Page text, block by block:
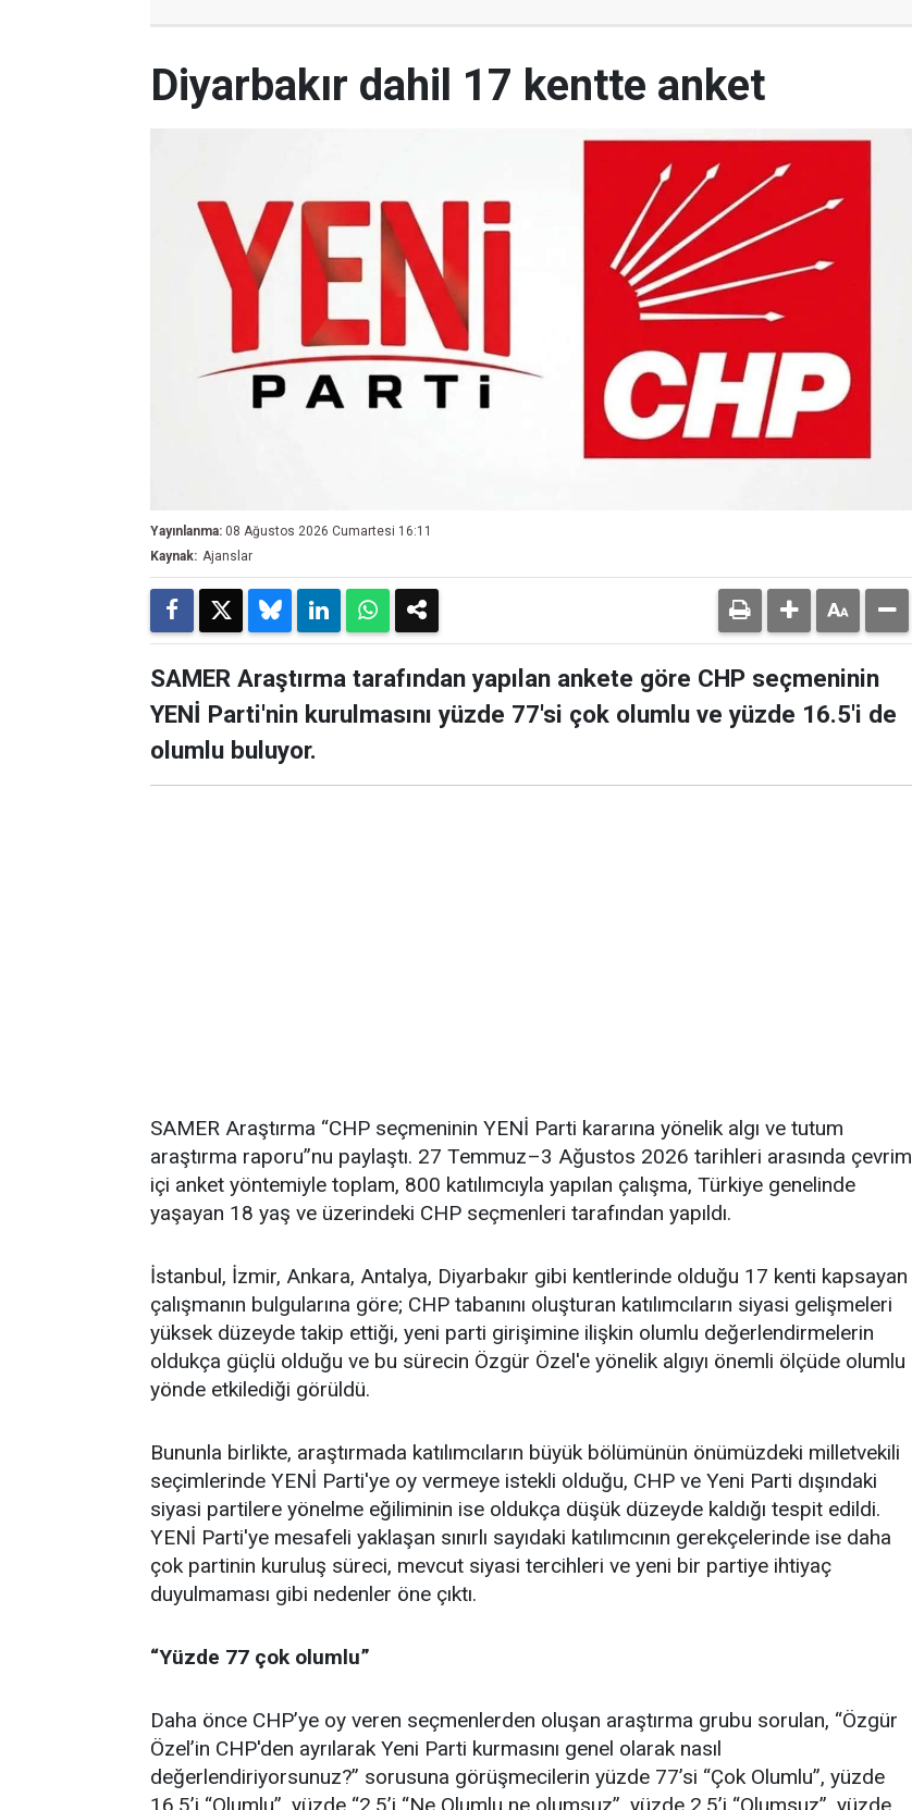
Diyarbakır dahil 17 kentte anket
Yayınlanma: 08 Ağustos 2026 Cumartesi 16:11
Kaynak: Ajanslar
SAMER Araştırma tarafından yapılan ankete göre CHP seçmeninin
YENİ Parti'nin kurulmasını yüzde 77'si çok olumlu ve yüzde 16.5'i de
olumlu buluyor.
SAMER Araştırma “CHP seçmeninin YENİ Parti kararına yönelik algı ve tutum
araştırma raporu”nu paylaştı. 27 Temmuz–3 Ağustos 2026 tarihleri arasında çevrim
içi anket yöntemiyle toplam, 800 katılımcıyla yapılan çalışma, Türkiye genelinde
yaşayan 18 yaş ve üzerindeki CHP seçmenleri tarafından yapıldı.
İstanbul, İzmir, Ankara, Antalya, Diyarbakır gibi kentlerinde olduğu 17 kenti kapsayan
çalışmanın bulgularına göre; CHP tabanını oluşturan katılımcıların siyasi gelişmeleri
yüksek düzeyde takip ettiği, yeni parti girişimine ilişkin olumlu değerlendirmelerin
oldukça güçlü olduğu ve bu sürecin Özgür Özel'e yönelik algıyı önemli ölçüde olumlu
yönde etkilediği görüldü.
Bununla birlikte, araştırmada katılımcıların büyük bölümünün önümüzdeki milletvekili
seçimlerinde YENİ Parti'ye oy vermeye istekli olduğu, CHP ve Yeni Parti dışındaki
siyasi partilere yönelme eğiliminin ise oldukça düşük düzeyde kaldığı tespit edildi.
YENİ Parti'ye mesafeli yaklaşan sınırlı sayıdaki katılımcının gerekçelerinde ise daha
çok partinin kuruluş süreci, mevcut siyasi tercihleri ve yeni bir partiye ihtiyaç
duyulmaması gibi nedenler öne çıktı.
“Yüzde 77 çok olumlu”
Daha önce CHP’ye oy veren seçmenlerden oluşan araştırma grubu sorulan, “Özgür
Özel’in CHP'den ayrılarak Yeni Parti kurmasını genel olarak nasıl
değerlendiriyorsunuz?” sorusuna görüşmecilerin yüzde 77’si “Çok Olumlu”, yüzde